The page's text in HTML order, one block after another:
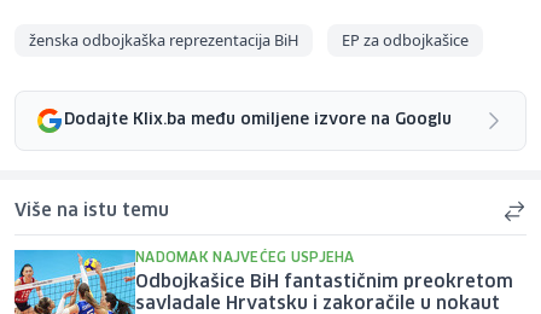
ženska odbojkaška reprezentacija BiH EP za odbojkašice
Dodajte Klix.ba među omiljene izvore na Googlu
Više na istu temu
NADOMAK NAJVEĆEG USPJEHA
Odbojkašice BiH fantastičnim preokretom
savladale Hrvatsku i zakoračile u nokaut